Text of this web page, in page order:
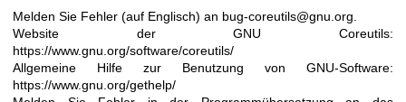
Melden Sie Fehler (auf Englisch) an bug-coreutils@gnu.org
Website der GNU Coreutils:
https://www.gnu.org/software/coreutils/
Allgemeine Hilfe zur Benutzung von GNU-Software:
https://www.gnu.org/gethelp/